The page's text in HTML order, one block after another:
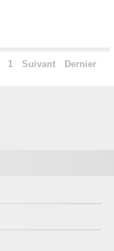
1 Suivant Dernier